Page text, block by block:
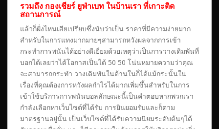
รวมถึง กองเชียร์ ยูฟ่าเบท ในบ้านเรา ที่เกาะติด
สถานการณ์
แล้วก็ฝั่งไหนเสียเปรียบซึ่งนับว่าเป็น ราคาที่มีความง่ายมาก
สำหรับในการแทงมากมายๆสามารถหวังผลจากการเข้า
กระทำการพนันได้อย่างดีเยี่ยมด้วยเหตุว่าเป็นการวางเดิมพันที่
บอกได้เลยว่าได้โอกาสเป็นได้ 50 50 โน่นหมายความว่าคุณ
จะสามารถกระทำ วางเดิมพันในด้านในก็ได้แม้กระนั้นใน
เรื่องที่คุณต้องการหวังผลกำไรได้มากเพิ่มขึ้นสำหรับในการ
เข้าใช้บริการการพนันบอลลักษณะนี้เป็นคำตอบหากพวกเรา
กำลังเลือกหาเว็บไซต์ที่ได้รับ การยินยอมรับและก็ตาม
มาตรฐานอยู่นั้น เป็นเว็บไซต์ที่ได้รับความนิยมระดับต้นๆได้